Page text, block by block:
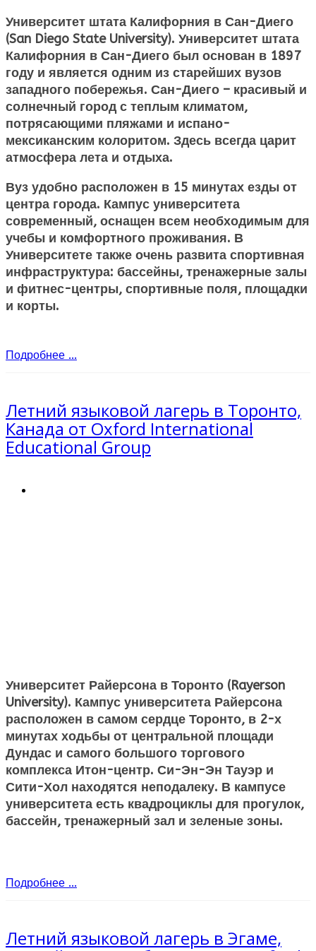
Университет штата Калифорния в Сан-Диего
(San Diego State University). Университет штата
Калифорния в Сан-Диего был основан в 1897
году и является одним из старейших вузов
западного побережья. Сан-Диего – красивый и
солнечный город с теплым климатом,
потрясающими пляжами и испано-
мексиканским колоритом. Здесь всегда царит
атмосфера лета и отдыха.
Вуз удобно расположен в 15 минутах езды от
центра города. Кампус университета
современный, оснащен всем необходимым для
учебы и комфортного проживания. В
Университете также очень развита спортивная
инфраструктура: бассейны, тренажерные залы
и фитнес-центры, спортивные поля, площадки
и корты.
Подробнее ...
Летний языковой лагерь в Торонто,
Канада от Oxford International
Educational Group
Университет Райерсона в Торонто (Rayerson
University). Кампус университета Райерсона
расположен в самом сердце Торонто, в 2-х
минутах ходьбы от центральной площади
Дундас и самого большого торгового
комплекса Итон-центр. Си-Эн-Эн Тауэр и
Сити-Хол находятся неподалеку. В кампусе
университета есть квадроциклы для прогулок,
бассейн, тренажерный зал и зеленые зоны.
Подробнее ...
Летний языковой лагерь в Эгаме,